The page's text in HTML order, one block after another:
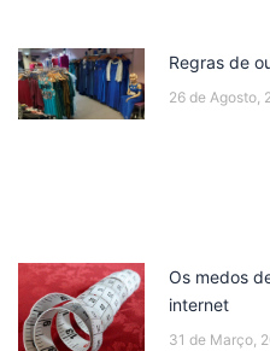
Regras de
26 de Agosto,
Os medos
internet
31 de Março,